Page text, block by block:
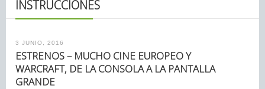
INSTRUCCIONES
3 JUNIO, 2016
ESTRENOS – MUCHO CINE EUROPEO Y
WARCRAFT, DE LA CONSOLA A LA PANTALLA
GRANDE